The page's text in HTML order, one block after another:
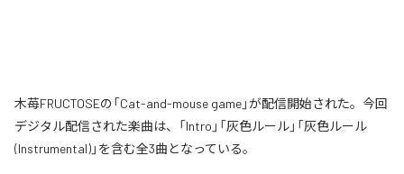
木苺FRUCTOSEの「Cat-and-mouse game」が配信開始された。今回
デジタル配信された楽曲は、「Intro」「灰色ルール」「灰色ルール
(Instrumental)」を含む全3曲となっている。